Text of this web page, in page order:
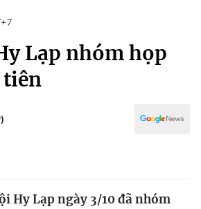
Lạp nhóm họp
tiên
Hy Lạp ngày 3/10 đã nhóm